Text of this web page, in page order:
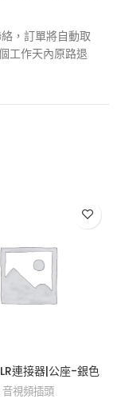
，訂單將自動取
工作天內原路退
連接器|公座-銀色
音視頻插頭